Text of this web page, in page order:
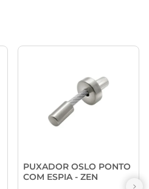
PUXADOR OSLO PONTO
COM ESPIA - ZEN